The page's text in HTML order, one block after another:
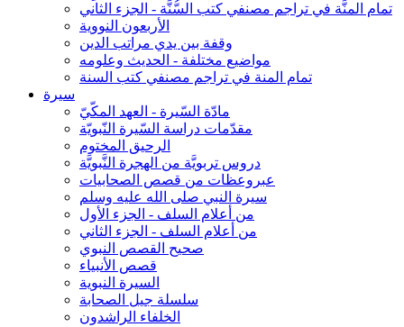
تمام المنَّة في تراجم مصنفي كتب السُّنَّة - الجزء الثاني
الأربعون النووية
وقفة بين يدي مراتب الدين
مواضيع مختلفة - الحديث وعلومه
تمام المنة في تراجم مصنفي كتب السنة
سيرة
مادّة السّيرة - العهد المكّيّ
مقدّمات دراسة السّيرة النّبويّة
الرحيق المختوم
دروس تربويَّة من الهجرة النَّبويَّة
عبروعظات من قصص الصحابيات
سيرة النبي صلى الله عليه وسلم
من أعلام السلف - الجزء الأول
من أعلام السلف - الجزء الثاني
صحيح القصص النبوي
قصص الأنبياء
السيرة النبوية
سلسلة جيل الصحابة
الخلفاء الراشدون